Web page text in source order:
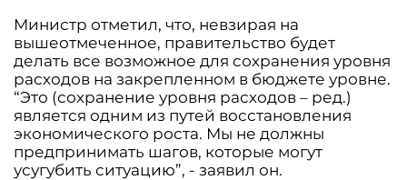
Министр отметил, что, невзирая на
вышеотмеченное, правительство будет
делать все возможное для сохранения уровня
расходов на закрепленном в бюджете уровне.
“Это (сохранение уровня расходов – ред.)
является одним из путей восстановления
экономического роста. Мы не должны
предпринимать шагов, которые могут
усугубить ситуацию”, - заявил он.